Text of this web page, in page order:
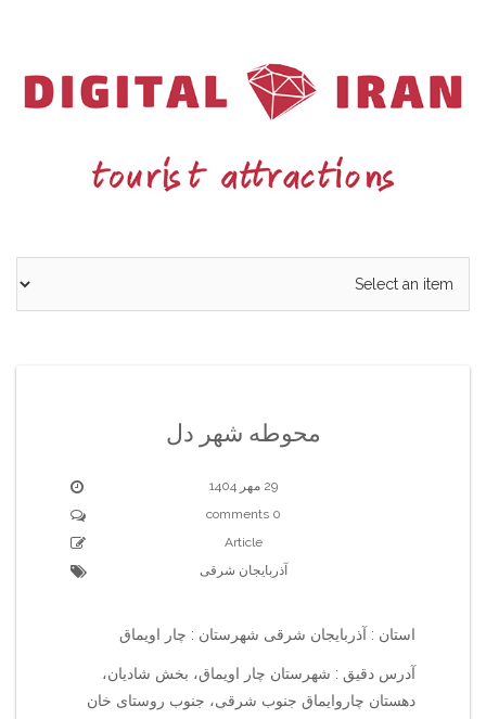
محوطه شهر دل
29 مهر 1404
0 comments
Article
آذربایجان شرقی
استان : آذربایجان شرقی شهرستان : چار اویماق
آدرس دقیق : شهرستان چار اویماق، بخش شادیان،
دهستان چاروایماق جنوب شرقی، جنوب روستای خان